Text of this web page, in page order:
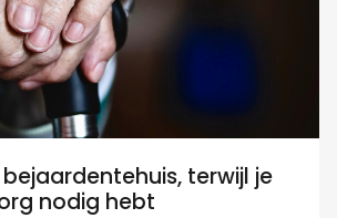
terwijl je
nodig hebt